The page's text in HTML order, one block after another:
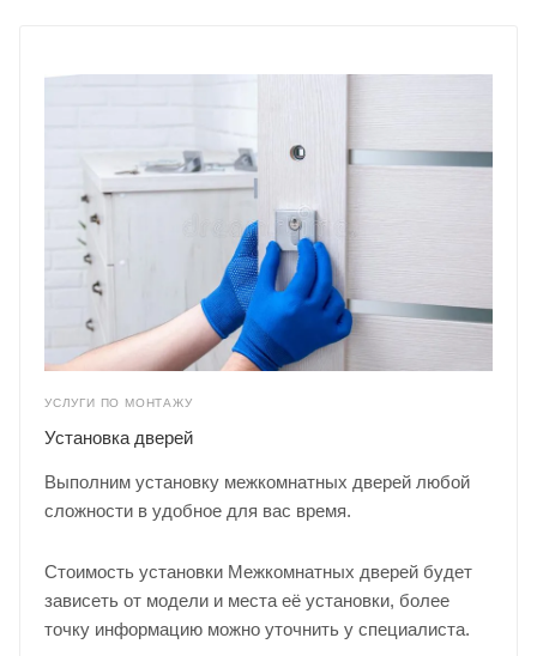
УСЛУГИ ПО МОНТАЖУ
Установка дверей
Выполним установку межкомнатных дверей любой
сложности в удобное для вас время.
Стоимость установки Межкомнатных дверей будет
зависеть от модели и места её установки, более
точку информацию можно уточнить у специалиста.